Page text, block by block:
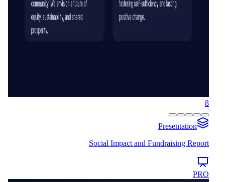
8
Presentation
Social Impact and Fundraising Report
PRO